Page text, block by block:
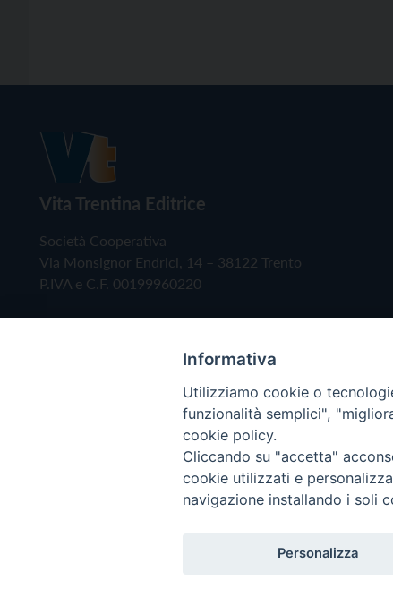
Vita Trentina Editrice
Società Cooperativa
Via Monsignor Endrici, 14 – 38122 Trento
P.IVA e C.F. 00199960220
Copyright © 2019 - Tutti i diritti riservati -
Informativa
Utilizziamo cookie o
funzionalità semplici",
cookie policy.
Cliccando su "accetta"
cookie utilizzati e
navigazione installando i soli
Personalizza